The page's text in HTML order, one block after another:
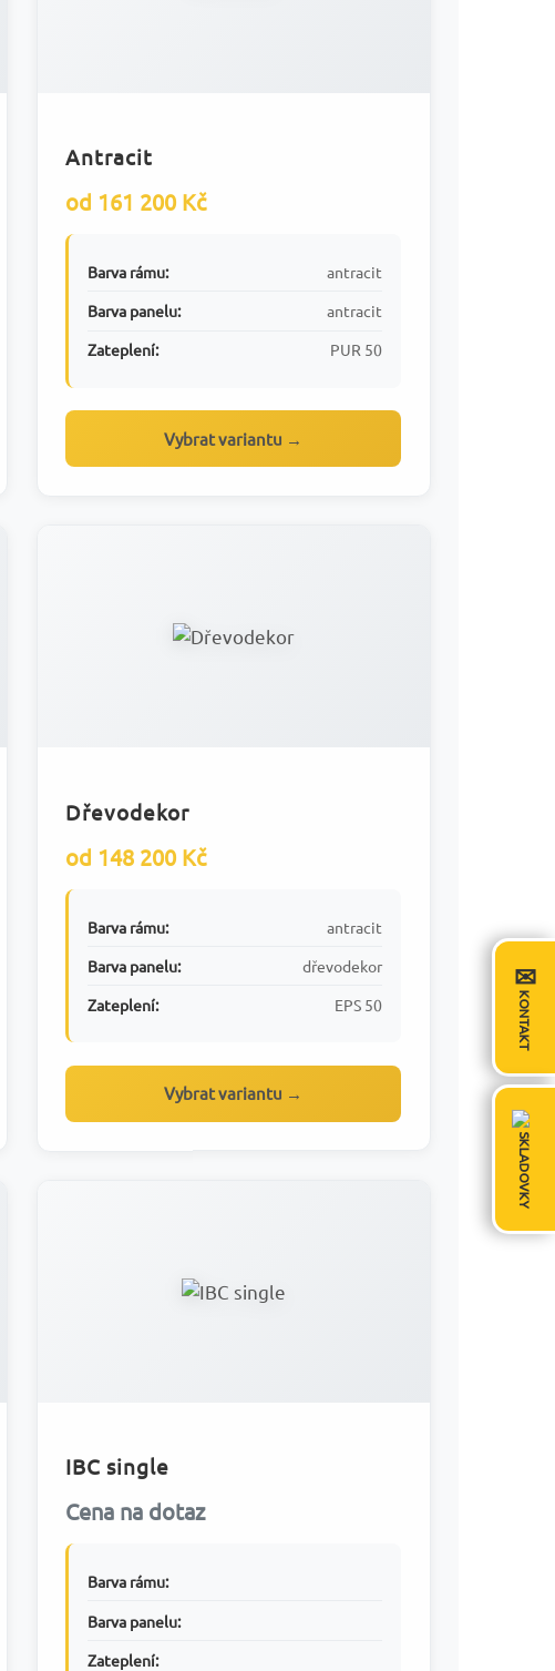
Antracit
od 161 200 Kč
Barva rámu:
antracit
Barva panelu:
antracit
Zateplení:
PUR 50
Vybrat variantu →
Dřevodekor
od 148 200 Kč
Barva rámu:
antracit
Barva panelu:
dřevodekor
Zateplení:
EPS 50
Vybrat variantu →
IBC single
Cena na dotaz
Barva rámu:
Barva panelu:
Zateplení:
✉
KONTAKT
SKLADOVKY